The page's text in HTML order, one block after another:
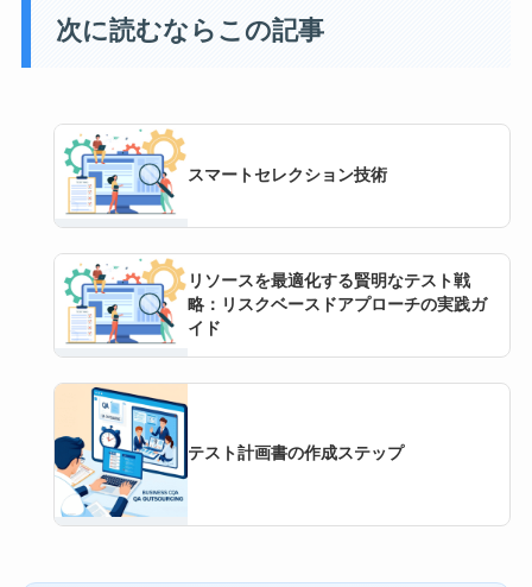
次に読むならこの記事
スマートセレクション技術
リソースを最適化する賢明なテスト戦
略：リスクベースドアプローチの実践ガ
イド
テスト計画書の作成ステップ